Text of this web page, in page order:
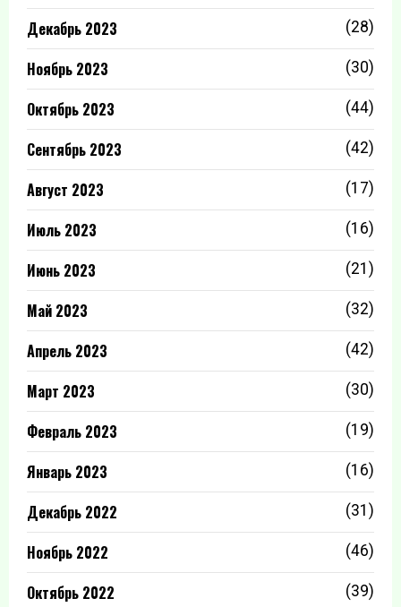
Декабрь 2023 (28)
Ноябрь 2023 (30)
Октябрь 2023 (44)
Сентябрь 2023 (42)
Август 2023 (17)
Июль 2023 (16)
Июнь 2023 (21)
Май 2023 (32)
Апрель 2023 (42)
Март 2023 (30)
Февраль 2023 (19)
Январь 2023 (16)
Декабрь 2022 (31)
Ноябрь 2022 (46)
Октябрь 2022 (39)